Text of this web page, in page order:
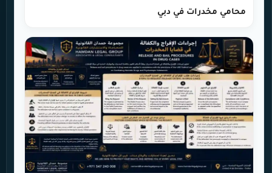
محامي مخدرات في دبي